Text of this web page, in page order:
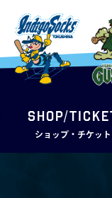
SHOP/
ショップ・チケット